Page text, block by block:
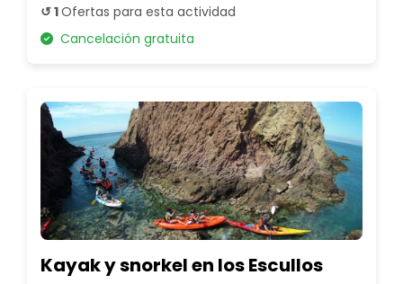
↺ 1Ofertas para esta actividad
Cancelación gratuita
Kayak y snorkel en los Escullos